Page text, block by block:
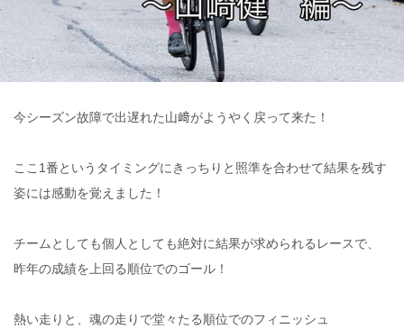
今シーズン故障で出遅れた山﨑がようやく戻って来た！
ここ1番というタイミングにきっちりと照準を合わせて結果を残す
姿には感動を覚えました！
チームとしても個人としても絶対に結果が求められるレースで、
昨年の成績を上回る順位でのゴール！
熱い走りと、魂の走りで堂々たる順位でのフィニッシュ